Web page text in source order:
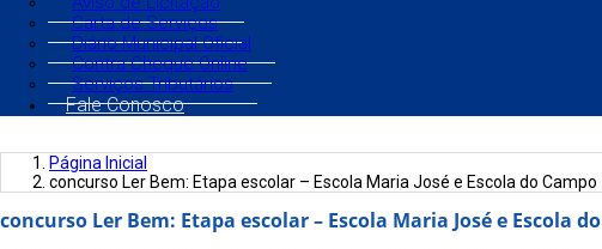
Carta de Serviços
Diário Municipal Oficial
Contra Cheque Online
Serviços Tributários
Fale Conosco
Página Inicial
concurso Ler Bem: Etapa escolar – Escola Maria José e Escola do Campo
concurso Ler Bem: Etapa escolar – Escola Maria José e Escola